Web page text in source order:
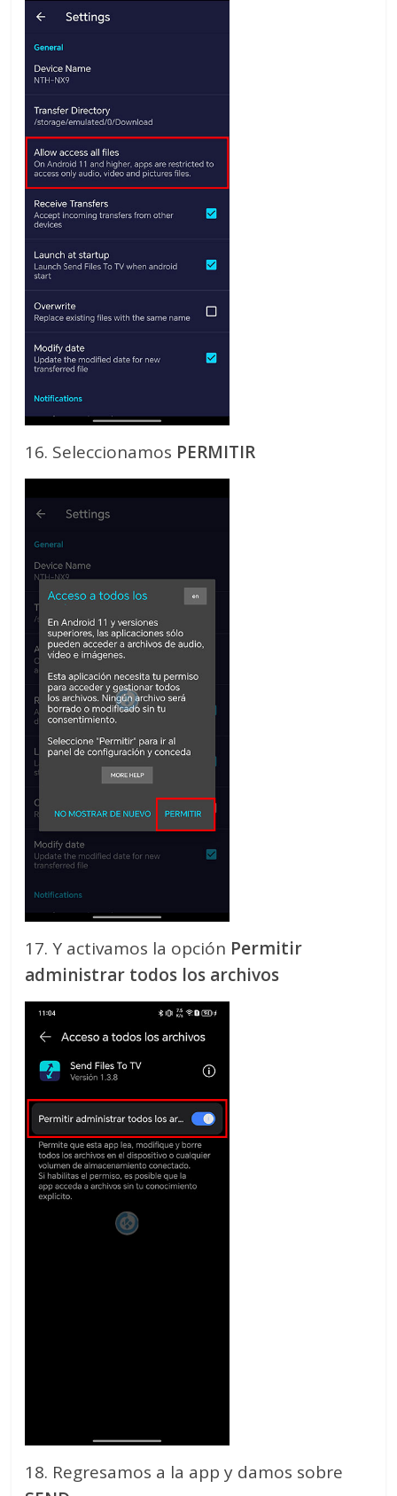
16. Seleccionamos PERMITIR
17. Y activamos la opción Permitir
administrar todos los archivos
18. Regresamos a la app y damos sobre